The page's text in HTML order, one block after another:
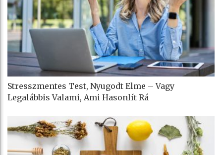
Stresszmentes Test, Nyugodt Elme – Vagy
Legalábbis Valami, Ami Hasonlít Rá